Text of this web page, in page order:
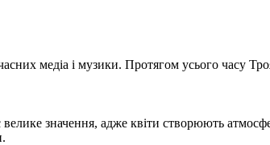
медіа і музики. Протягом усього часу
значення, адже квіти створюють